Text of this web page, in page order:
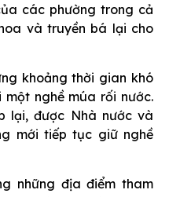
các phường trong cả
và truyền bá lại cho
khoảng thời gian khó
một nghề múa rối nước.
lại, được Nhà nước và
mới tiếp tục giữ nghề
những địa điểm tham